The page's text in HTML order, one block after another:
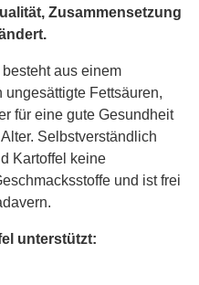
Zusammensetzung
aus einem
Fettsäuren,
für eine gute Gesundheit
Selbstverständlich
Kartoffel keine
und ist frei
unterstützt: